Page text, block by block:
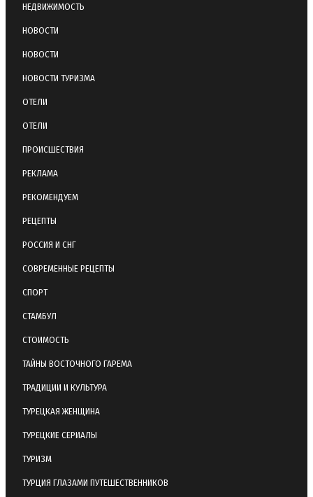
НЕДВИЖИМОСТЬ
НОВОСТИ
НОВОСТИ
НОВОСТИ ТУРИЗМА
ОТЕЛИ
ОТЕЛИ
ПРОИСШЕСТВИЯ
РЕКЛАМА
РЕКОМЕНДУЕМ
РЕЦЕПТЫ
РОССИЯ И СНГ
СОВРЕМЕННЫЕ РЕЦЕПТЫ
СПОРТ
СТАМБУЛ
СТОИМОСТЬ
ТАЙНЫ ВОСТОЧНОГО ГАРЕМА
ТРАДИЦИИ И КУЛЬТУРА
ТУРЕЦКАЯ ЖЕНЩИНА
ТУРЕЦКИЕ СЕРИАЛЫ
ТУРИЗМ
ТУРЦИЯ ГЛАЗАМИ ПУТЕШЕСТВЕННИКОВ